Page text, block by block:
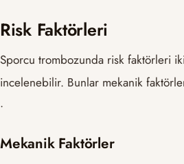
Risk Faktörleri
Sporcu trombozunda risk faktörleri
incelenebilir. Bunlar mekanik
.
Mekanik Faktörler